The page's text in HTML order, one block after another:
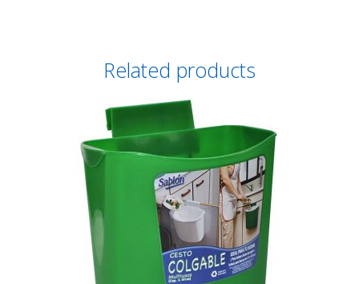
Related products